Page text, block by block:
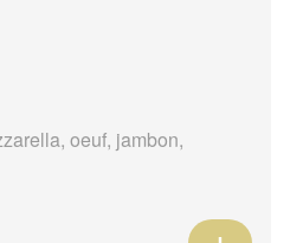
oeuf, jambon,